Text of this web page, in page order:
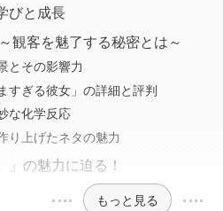
びと成長
観客を魅了する秘密とは～
とその影響力
すぎる彼女」の詳細と評判
な化学反応
り上げたネタの魅力
の魅力に迫る！
もっと見る